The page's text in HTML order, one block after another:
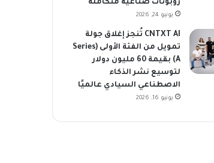
روبوتات صناعية متكاملة
يونيو 24, 2026
CNTXT AI تُنجز إغلاق جولة
تمويل من الفئة الأولى (Series
A) بقيمة 60 مليون دولار
لتوسيع نشر الذكاء
الاصطناعي السيادي عالميًا
يونيو 16, 2026